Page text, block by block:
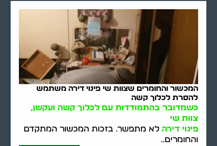
המכשור והחומרים שצוות שי פינוי דירה משתמש
להסרת לכלוך קשה
כשמדובר בהתמודדות עם לכלוך קשה ועקשן,
צוות שי
פינוי דירה לא מתפשר. בזכות המכשור המתקדם
והחומרים..